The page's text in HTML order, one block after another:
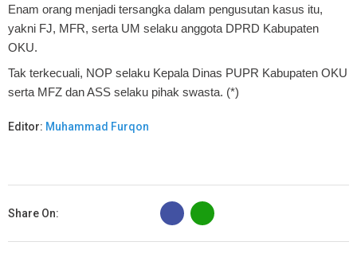
Enam orang menjadi tersangka dalam pengusutan kasus itu,
yakni FJ, MFR, serta UM selaku anggota DPRD Kabupaten
OKU.
Tak terkecuali, NOP selaku Kepala Dinas PUPR Kabupaten OKU
serta MFZ dan ASS selaku pihak swasta. (*)
Editor: Muhammad Furqon
Share On:
B